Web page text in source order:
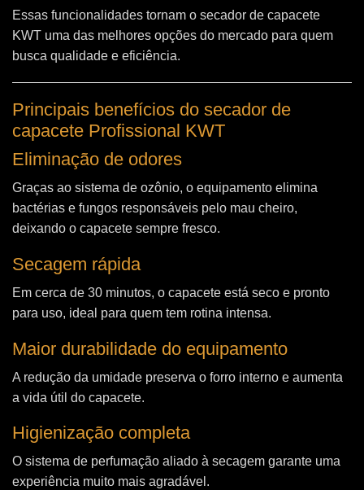
Essas funcionalidades tornam o secador de capacete
KWT uma das melhores opções do mercado para quem
busca qualidade e eficiência.
Principais benefícios do secador de
capacete Profissional KWT
Eliminação de odores
Graças ao sistema de ozônio, o equipamento elimina
bactérias e fungos responsáveis pelo mau cheiro,
deixando o capacete sempre fresco.
Secagem rápida
Em cerca de 30 minutos, o capacete está seco e pronto
para uso, ideal para quem tem rotina intensa.
Maior durabilidade do equipamento
A redução da umidade preserva o forro interno e aumenta
a vida útil do capacete.
Higienização completa
O sistema de perfumação aliado à secagem garante uma
experiência muito mais agradável.